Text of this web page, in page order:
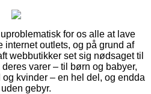
for os alle at lave
internet outlets, og på grund af
webbutikker set sig nødsaget til
varer – til børn og babyer,
kvinder – en hel del, og endda
gebyr.